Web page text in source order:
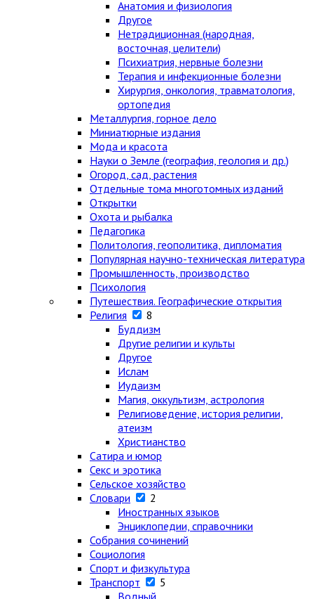
Анатомия и физиология
Другое
Нетрадиционная (народная,
восточная, целители)
Психиатрия, нервные болезни
Терапия и инфекционные болезни
Хирургия, онкология, травматология,
ортопедия
Металлургия, горное дело
Миниатюрные издания
Мода и красота
Науки о Земле (география, геология и др.)
Огород, сад, растения
Отдельные тома многотомных изданий
Открытки
Охота и рыбалка
Педагогика
Политология, геополитика, дипломатия
Популярная научно-техническая литература
Промышленность, производство
Психология
Путешествия. Географические открытия
Религия
8
Буддизм
Другие религии и культы
Другое
Ислам
Иудаизм
Магия, оккультизм, астрология
Религиоведение, история религии,
атеизм
Христианство
Сатира и юмор
Секс и эротика
Сельское хозяйство
Словари
2
Иностранных языков
Энциклопедии, справочники
Собрания сочинений
Социология
Спорт и физкультура
Транспорт
5
Водный